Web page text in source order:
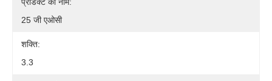
25 जी एओसी
शक्ति:
3.3